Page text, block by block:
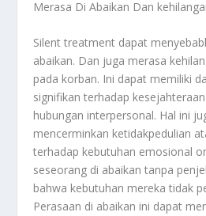
Merasa Di Abaikan Dan
Silent treatment dapat
abaikan. Dan juga merasa
pada korban. Ini dapat memiliki
signifikan terhadap
hubungan interpersonal. Hal ini
mencerminkan ketidakpedulian
terhadap kebutuhan emosional
seseorang di abaikan tanpa
bahwa kebutuhan mereka tidak
Perasaan di abaikan ini dapat